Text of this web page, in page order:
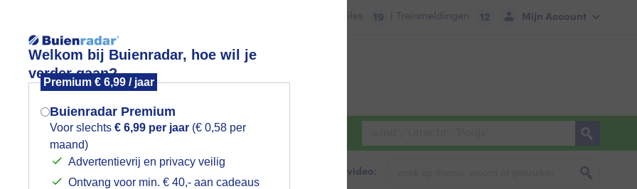
Welkom bij Buienradar, hoe wil je
verder gaan?
Premium € 6,99 / jaar
Buienradar Premium
Voor slechts € 6,99 per jaar (€ 0,58 per
maand)
Advertentievrij en privacy veilig
Ontvang voor min. € 40,- aan cadeaus
Mijn Account
Files 19 | Treinmeldingen 12
Foto en video Weerzine
Zoeken in foto & video:
Mogen we je locatie gebruiken voor
het weer?